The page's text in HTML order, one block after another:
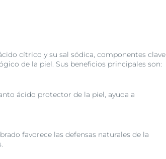
cítrico y su sal sódica, componentes clave
de la piel. Sus beneficios principales son:
ácido protector de la piel, ayuda a
favorece las defensas naturales de la